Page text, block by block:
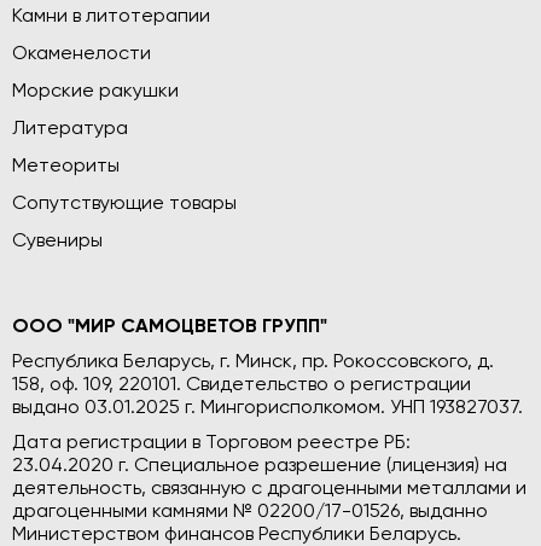
Камни в литотерапии
Окаменелости
Морские ракушки
Литература
Метеориты
Сопутствующие товары
Сувениры
ООО "МИР САМОЦВЕТОВ ГРУПП"
Республика Беларусь, г. Минск, пр. Рокоссовского, д.
158, оф. 109, 220101. Свидетельство о регистрации
выдано 03.01.2025 г. Мингорисполкомом. УНП 193827037.
Дата регистрации в Торговом реестре РБ:
23.04.2020 г. Специальное разрешение (лицензия) на
деятельность, связанную с драгоценными металлами и
драгоценными камнями № 02200/17-01526, выданно
Министерством финансов Республики Беларусь.